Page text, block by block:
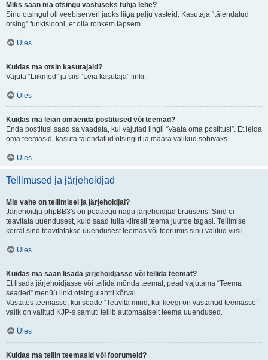
Miks saan ma otsingu vastuseks tühja lehe?
Sinu otsingul oli veebiserveri jaoks liiga palju vasteid. Kasutaja “täiendatud
otsing” funktsiooni, et olla rohkem täpsem.
Üles
Kuidas ma otsin kasutajaid?
Vajuta “Liikmed” ja siis “Leia kasutaja” linki.
Üles
Kuidas ma leian omaenda postitused või teemad?
Enda postitusi saad sa vaadata, kui vajutad lingil “Vaata oma postitusi”. Et leida
oma teemasid, kasuta täiendatud otsingut ja määra valikud sobivaks.
Üles
Tellimused ja järjehoidjad
Mis vahe on tellimisel ja järjehoidjal?
Järjehoidja phpBB3's on peaaegu nagu järjehoidjad brauseris. Sind ei
teavitata uuendusest, kuid saad tulla kiiresti teema juurde tagasi. Tellimise
korral sind teavitatakse uuendusest teemas või foorumis sinu valitud viisil.
Üles
Kuidas ma saan lisada järjehoidjasse või tellida teemat?
Et lisada järjehoidjasse või tellida mõnda teemat, pead vajutama “Teema
seaded” menüü linki otsingulahtri kõrval.
Vastates teemasse, kui seade “Teavita mind, kui keegi on vastanud teemasse”
valik on valitud KJP-s samuti tellib automaatselt teema uuendused.
Üles
Kuidas ma tellin teemasid või foorumeid?